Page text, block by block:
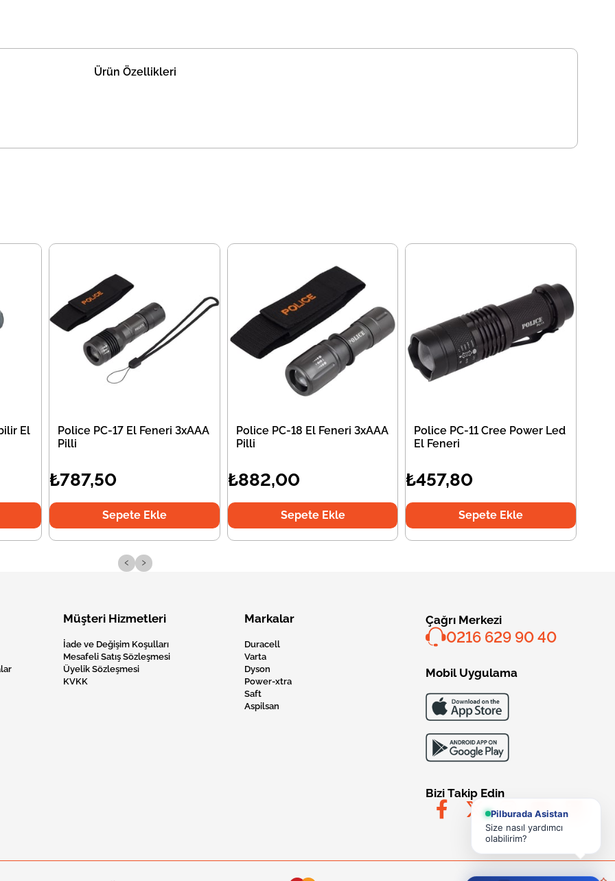
Ürün Özellikleri
El
Police PC-17 El Feneri 3xAAA
Pilli
₺787,50
Sepete Ekle
Police PC-18 El Feneri 3xAAA
Pilli
₺882,00
Sepete Ekle
Police PC-11 Cree Power Led
El Feneri
₺457,80
Sepete Ekle
‹ ›
Müşteri Hizmetleri
İade ve Değişim Koşulları
Mesafeli Satış Sözleşmesi
Üyelik Sözleşmesi
KVKK
Markalar
Duracell
Varta
Dyson
Power-xtra
Saft
Aspilsan
Çağrı Merkezi
0216 629 90 40
Mobil Uygulama
Bizi Takip Edin
Pilburada Asistan
Size nasıl yardımcı
olabilirim?